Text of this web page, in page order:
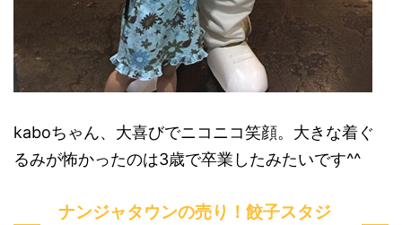
kaboちゃん、大喜びでニコニコ笑顔。大きな着ぐ
るみが怖かったのは3歳で卒業したみたいです^^
ナンジャタウンの売り！餃子スタジ